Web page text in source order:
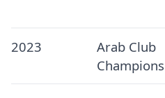
2023
Arab Club